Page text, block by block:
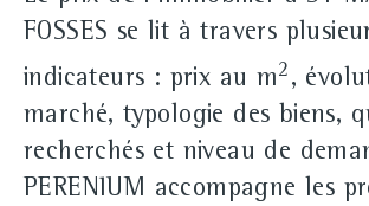
FOSSES se lit à travers
indicateurs : prix au m2 ,
marché, typologie des biens,
recherchés et niveau de
PERENIUM accompagne les